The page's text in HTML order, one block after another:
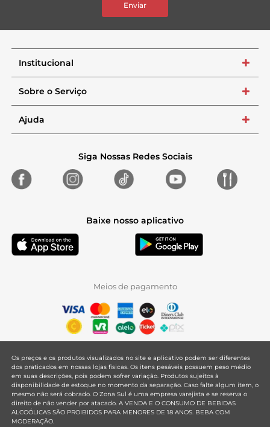
Enviar
Institucional +
Sobre o Serviço +
Ajuda +
Siga Nossas Redes Sociais
Baixe nosso aplicativo
Meios de pagamento
Os preços e os produtos visualizados no site e aplicativo podem ser diferentes
dos praticados em nossas lojas físicas. Os itens pesáveis possuem peso médio
em suas descrições, pois podem sofrer variação. Produtos sujeitos à
disponibilidade de estoque no momento da separação. Caso falte algum item, o
mesmo não será cobrado. O Zona Sul é uma empresa varejista e se reserva o
direito de não vender por atacado. A VENDA E O CONSUMO DE BEBIDAS
ALCOÓLICAS SÃO PROIBIDOS PARA MENORES DE 18 ANOS. BEBA COM
MODERAÇÃO.